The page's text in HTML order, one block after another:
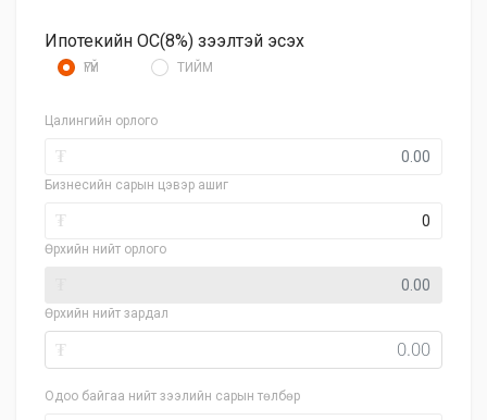
Ипотекийн ОС(8%) зээлтэй эсэх
ҮГҮЙ ТИЙМ
Цалингийн орлого
₮
Бизнесийн сарын цэвэр ашиг
₮
Өрхийн нийт орлого
Өрхийн нийт зардал
₮
Одоо байгаа нийт зээлийн сарын төлбөр